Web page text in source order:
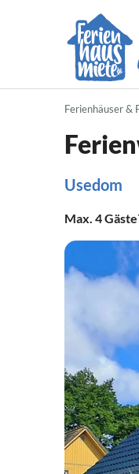
Ferienhäuser &
Usedom
Max. 4Gäste